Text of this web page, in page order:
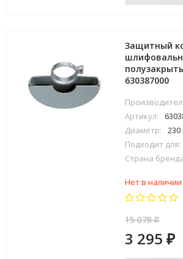
Защитный
630387000
Артикул:
Диаметр:
Подходит для:
Страна
Нет в наличии
15 078₽
3 295₽